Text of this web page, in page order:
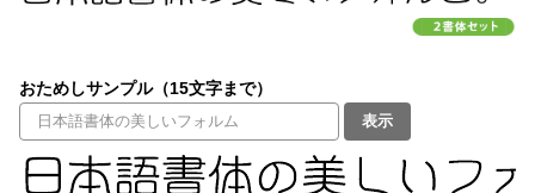
お問い合わせ
文字種類
おためしサンプル（15文字まで）
表示